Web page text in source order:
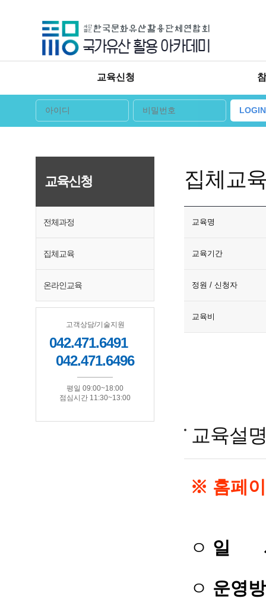
교육신청
LOGIN
교육신청
전체과정
집체교육
온라인교육
고객상담/기술지원
042.471.6491
042.471.6496
평일 09:00~18:00
점심시간 11:30~13:00
집체교
교육명
교육기간
정원 / 신청자
교육비
교육설
※ 홈페
ㅇ 일
ㅇ 운영